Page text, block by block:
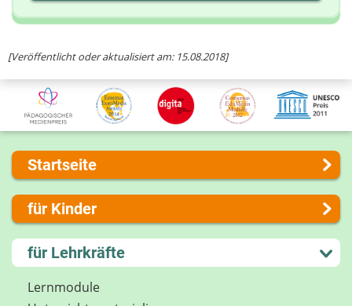
[Veröffentlicht oder aktualisiert am: 15.08.2018]
Startseite
Über uns
Presse
Kontakt
Impressum
Internet-ABC Sitemap
für Kinder
Lernen und Schule
Hobby und Freizeit
Spiel und Spaß
für Lehrkräfte
Lernmodule